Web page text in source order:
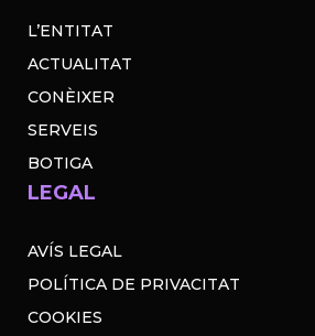
L’ENTITAT
ACTUALITAT
CONÈIXER
SERVEIS
BOTIGA
LEGAL
AVÍS LEGAL
POLÍTICA DE PRIVACITAT
COOKIES